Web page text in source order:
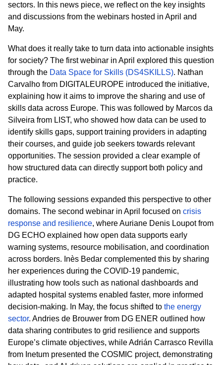
sectors. In this news piece, we reflect on the key insights
and discussions from the webinars hosted in April and
May.
What does it really take to turn data into actionable insights
for society? The first webinar in April explored this question
through the Data Space for Skills (DS4SKILLS). Nathan
Carvalho from DIGITALEUROPE introduced the initiative,
explaining how it aims to improve the sharing and use of
skills data across Europe. This was followed by Marcos da
Silveira from LIST, who showed how data can be used to
identify skills gaps, support training providers in adapting
their courses, and guide job seekers towards relevant
opportunities. The session provided a clear example of
how structured data can directly support both policy and
practice.
The following sessions expanded this perspective to other
domains. The second webinar in April focused on crisis
response and resilience, where Auriane Denis Loupot from
DG ECHO explained how open data supports early
warning systems, resource mobilisation, and coordination
across borders. Inès Bedar complemented this by sharing
her experiences during the COVID‑19 pandemic,
illustrating how tools such as national dashboards and
adapted hospital systems enabled faster, more informed
decision-making. In May, the focus shifted to the energy
sector. Andries de Brouwer from DG ENER outlined how
data sharing contributes to grid resilience and supports
Europe’s climate objectives, while Adrián Carrasco Revilla
from Inetum presented the COSMIC project, demonstrating